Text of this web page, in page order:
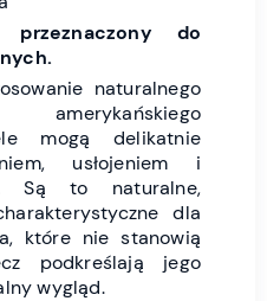
do
naturalnego
mogą delikatnie
usłojeniem i
Są to naturalne,
dla
które nie stanowią
podkreślają jego
wygląd.